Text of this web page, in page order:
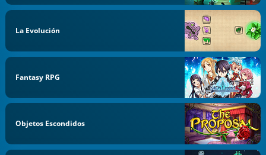
La Evolución
Fantasy RPG
Objetos Escondidos